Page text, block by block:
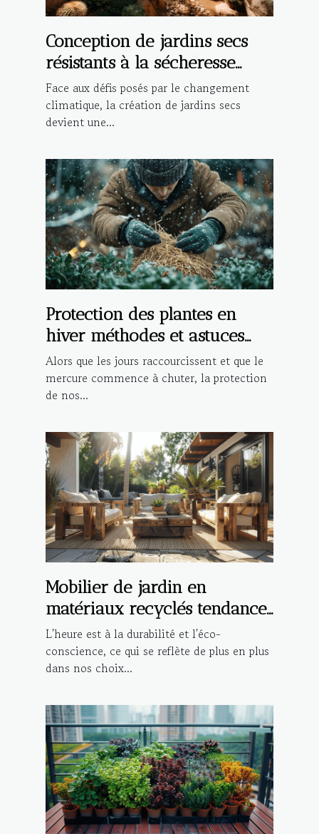
Conception de jardins secs
résistants à la sécheresse
pour économiser l'eau
Face aux défis posés par le changement
climatique, la création de jardins secs
devient une...
Protection des plantes en
hiver méthodes et astuces
pour un jardin en bonne
santé
Alors que les jours raccourcissent et que le
mercure commence à chuter, la protection
de nos...
Mobilier de jardin en
matériaux recyclés tendances
et inspirations
L'heure est à la durabilité et l'éco-
conscience, ce qui se reflète de plus en plus
dans nos choix...